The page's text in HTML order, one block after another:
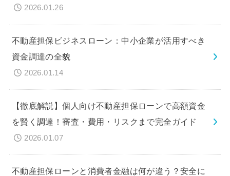
2026.01.26
不動産担保ビジネスローン：中小企業が活用すべき
資金調達の全貌
2026.01.14
【徹底解説】個人向け不動産担保ローンで高額資金
を賢く調達！審査・費用・リスクまで完全ガイド
2026.01.07
不動産担保ローンと消費者金融は何が違う？安全に